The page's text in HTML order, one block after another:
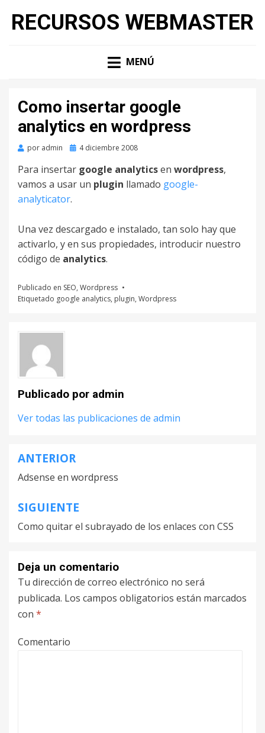
RECURSOS WEBMASTER
MENÚ
Como insertar google
analytics en wordpress
por admin
Publicado
4 diciembre 2008
Para insertar google analyticsen wordpress,
vamos a usar un plugin llamado google-
analyticator.
Una vez descargado e instalado, tan solo hay que
activarlo, y en sus propiedades, introducir nuestro
código de analytics.
Publicado en SEO, Wordpress
Etiquetado google analytics, plugin, Wordpress
Publicado por admin
Ver todas las publicaciones de admin
Navegación
de
entradas
ANTERIOR
Adsense en wordpress
SIGUIENTE
Como quitar el subrayado de los enlaces con CSS
Deja un comentario
Tu dirección de correo electrónico no será
publicada. Los campos obligatorios están marcados
con *
Comentario